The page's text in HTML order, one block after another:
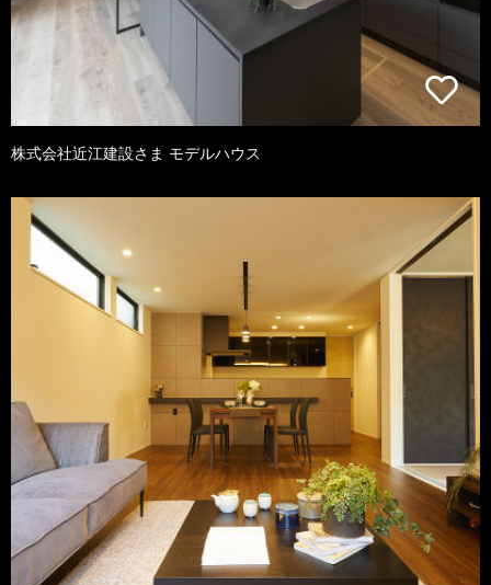
株式会社近江建設さま モデルハウス